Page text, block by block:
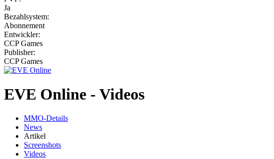
Ja
Bezahlsystem:
Abonnement
Entwickler:
CCP Games
Publisher:
CCP Games
EVE Online - Videos
MMO-Details
News
Artikel
Screenshots
Videos